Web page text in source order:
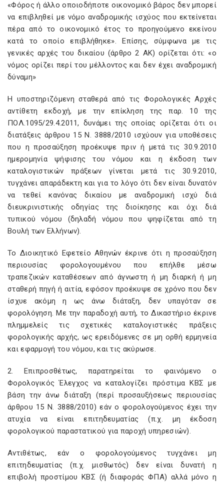
«Φόρος ή άλλο οποιοδήποτε οικονομικό βάρος δεν μπορεί
να επιβληθεί με νόμο αναδρομικής ισχύος που εκτείνεται
πέρα από το οικονομικό έτος το προηγούμενο εκείνου
κατά το οποίο επιβλήθηκε». Επίσης, σύμφωνα με τις
γενικές αρχές του δικαίου (άρθρο 2 ΑΚ) ορίζεται ότι: «ο
νόµος ορίζει περί του μέλλοντος και δεν έχει αναδρομική
δύναµη»
Η υποστηριζόμενη σταθερά από τις Φορολογικές Αρχές
αντίθετη εκδοχή, με την επίκληση της παρ. 10 της
ΠΟΛ.1095/29.4.2011, δυνάμει της οποίας ορίζεται ότι οι
διατάξεις άρθρου 15 Ν. 3888/2010 ισχύουν για υποθέσεις
που η προσαύξηση προέκυψε πριν ή μετά τις 30.9.2010
ημερομηνία ψήφισης του νόμου και η έκδοση των
καταλογιστικών πράξεων γίνεται μετά τις 30.9.2010,
τυγχάνει απαράδεκτη και για το λόγο ότι δεν είναι δυνατόν
να τεθεί κανόνας δικαίου με αναδρομική ισχύ διά
διευκρινιστικής οδηγίας της διοίκησης και όχι διά
τυπικού νόμου (δηλαδή νόμου που ψηφίζεται από τη
Βουλή των Ελλήνων).
Το Διοικητικό Εφετείο Αθηνών έκρινε ότι η προσαύξηση
περιουσίας φορολογουμένου που επήλθε μέσω
τραπεζικών καταθέσεων από άγνωστη ή μη διαρκή ή μη
σταθερή πηγή ή αιτία, εφόσον προέκυψε σε χρόνο που δεν
ίσχυε ακόμη η ως άνω διάταξη, δεν υπαγόταν σε
φορολόγηση. Με την παραδοχή αυτή, το Δικαστήριο έκρινε
πλημμελείς τις σχετικές καταλογιστικές πράξεις
φορολογικής αρχής, ως ερειδόμενες σε μη ορθή ερμηνεία
και εφαρμογή του νόμου, και τις ακύρωσε.
2. Επιπροσθέτως, παρατηρείται το φαινόμενο ο
Φορολογικός Έλεγχος να καταλογίζει πρόστιμα ΚΒΣ με
βάση την άνω διάταξη (περί προσαυξήσεως περιουσίας
άρθρου 15 Ν. 3888/2010) εάν ο φορολογούμενος έχει την
ατυχία να είναι επιτηδευματίας (π.χ. μη έκδοση
φορολογικού παραστατικού για παροχή υπηρεσιών).
Αντιθέτως, εάν ο φορολογούμενος τυγχάνει μη
επιτηδευματίας (π.χ. μισθωτός) δεν είναι δυνατή η
επιβολή προστίμου ΚΒΣ (ή διαφοράς ΦΠΑ) αλλά μόνο η